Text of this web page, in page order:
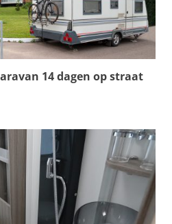
14 dagen op straat